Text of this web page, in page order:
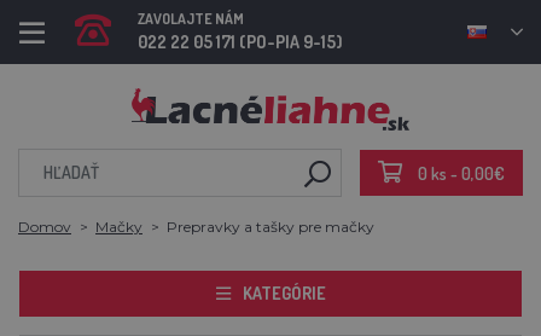
ZAVOLAJTE NÁM
022 22 05 171 (PO-PIA 9-15)
0 ks - 0,00€
Domov Mačky Prepravky a tašky pre mačky
KATEGÓRIE